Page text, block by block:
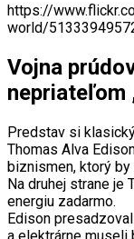
https://
world/
Vojna
nepriateľom
Predstav si
Thomas Alva
biznismen, ktorý by
Na druhej strane je
energiu zadarmo.
Edison